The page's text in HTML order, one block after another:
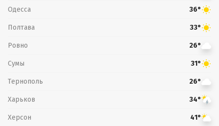
Одесса 36°
Полтава 33°
Ровно 26°
Сумы 31°
Тернополь 26°
Харьков 34°
Херсон 41°